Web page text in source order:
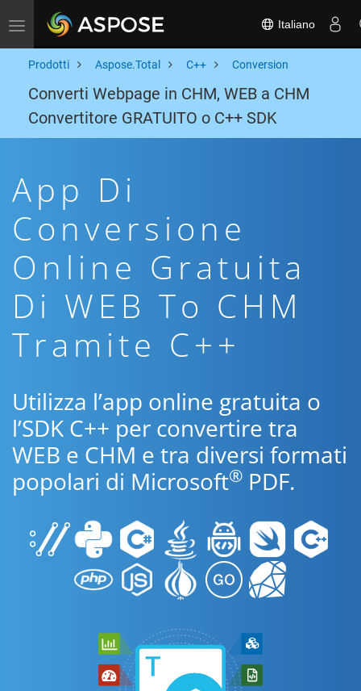
Toggle navigation Italiano
Prodotti Aspose.Total C++ Conversion
Converti Webpage in CHM, WEB a CHM
Convertitore GRATUITO o C++ SDK
App Di
Conversione
Online Gratuita
Di WEB To CHM
Tramite C++
Utilizza l’app online gratuita o
l’SDK C++ per convertire tra
WEB e CHM e tra diversi formati
popolari di Microsoft® PDF.